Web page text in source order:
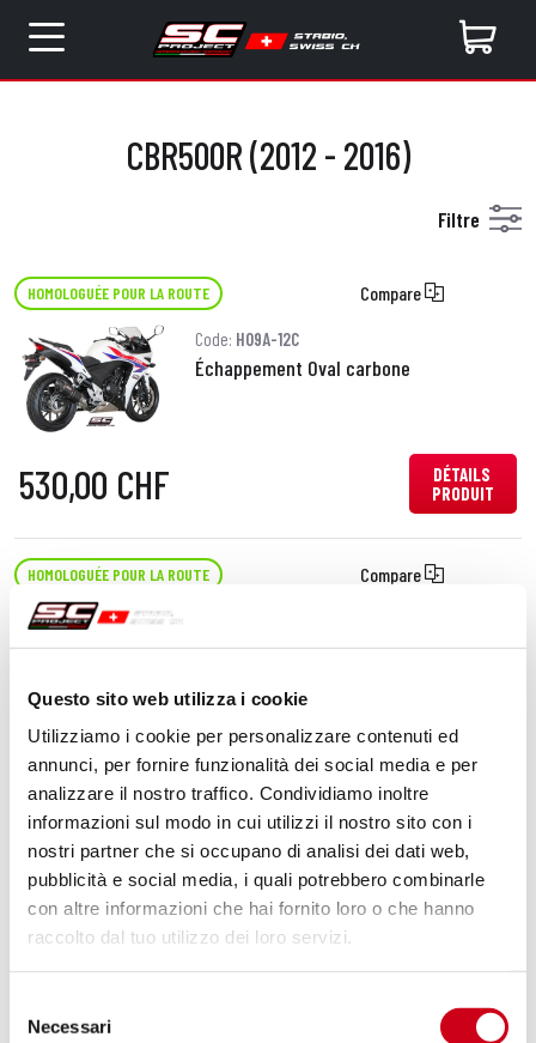
Questo sito web utilizza i cookie
Utilizziamo i cookie per personalizzare contenuti ed
annunci, per fornire funzionalità dei social media e per
analizzare il nostro traffico. Condividiamo inoltre
informazioni sul modo in cui utilizzi il nostro sito con i
nostri partner che si occupano di analisi dei dati web,
pubblicità e social media, i quali potrebbero combinarle
con altre informazioni che hai fornito loro o che hanno
raccolto dal tuo utilizzo dei loro servizi.
delNecessari
CBR500R (2012 - 2016)
Filtre
HOMOLOGUÉE POUR LA ROUTE Compare
Code: H09A-12C
Échappement Oval carbone
530,00 CHF
DÉTAILS
PRODUIT
HOMOLOGUÉE POUR LA ROUTE Compare
Échappement Oval titane
530,00 CHF
PRODUIT